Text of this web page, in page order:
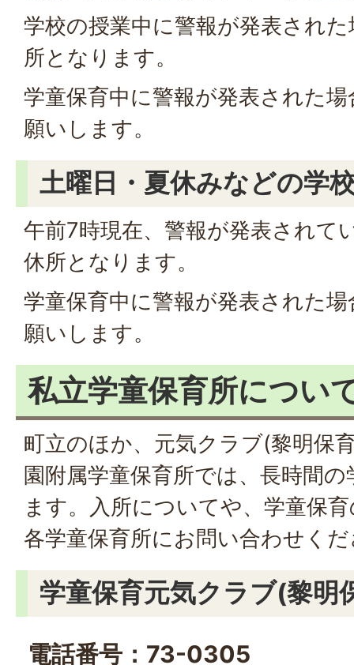
学校の授業中に警報が発表され
所となります。
学童保育中に警報が発表された
願いします。
土曜日・夏休みなどの学
午前7時現在、警報が発表されて
休所となります。
学童保育中に警報が発表された
願いします。
私立学童保育所につい
町立のほか、元気クラブ(黎明保
園附属学童保育所では、長時間
ます。入所についてや、学童保
各学童保育所にお問い合わせく
学童保育元気クラブ(黎明
電話番号：73-0305